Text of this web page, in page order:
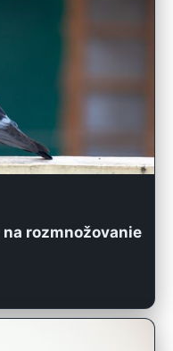
rozmnožovanie